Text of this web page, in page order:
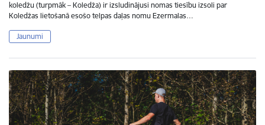
koledžu (turpmāk – Koledža) ir izsludinājusi nomas tiesību izsoli par
Koledžas lietošanā esošo telpas daļas nomu Ezermalas…
Jaunumi